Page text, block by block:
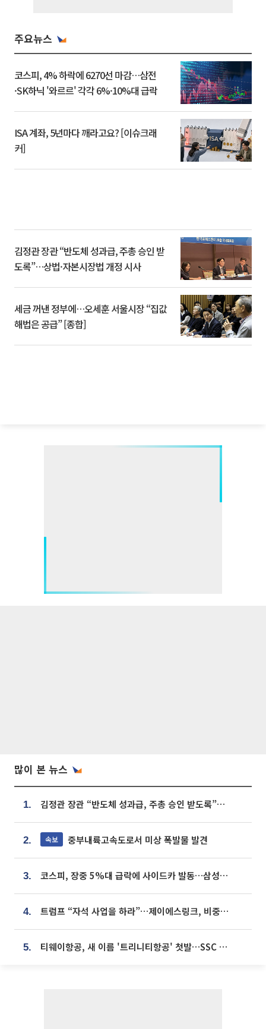
주요뉴스
코스피, 4% 하락에 6270선 마감…삼전
·SK하닉 '와르르' 각각 6%·10%대 급락
ISA 계좌, 5년마다 깨라고요? [이슈크래
커]
김정관 장관 “반도체 성과급, 주총 승인 받
도록”…상법·자본시장법 개정 시사
세금 꺼낸 정부에…오세훈 서울시장 “집값
해법은 공급” [종합]
많이 본 뉴스
1. 김정관 장관 “반도체 성과급, 주총 승인 받도록”…상법·자본시장법 개정 시사
2. 속보 중부내륙고속도로서 미상 폭발물 발견
3. 코스피, 장중 5%대 급락에 사이드카 발동…삼성·SK 동반 폭락
4. 트럼프 “자석 사업을 하라”…제이에스링크, 비중국 영구자석 공급망 구축 속도
5. 티웨이항공, 새 이름 '트리니티항공' 첫발…SSC 전략 본격화